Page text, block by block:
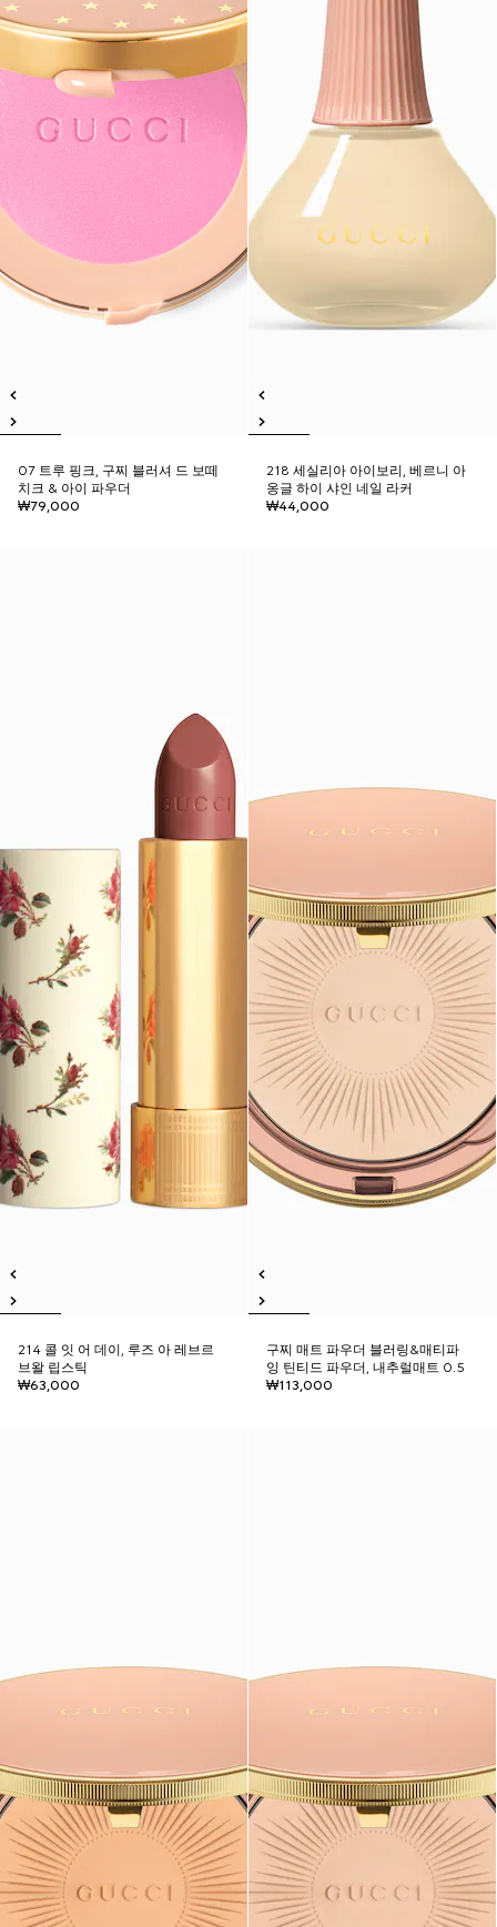
07 트루 핑크, 구찌 블러셔 드 보떼
치크 & 아이 파우더
₩79,000
218 세실리아 아이보리, 베르니 아
옹글 하이 샤인 네일 라커
₩44,000
214 콜 잇 어 데이, 루즈 아 레브르
브왈 립스틱
₩63,000
구찌 매트 파우더 블러링&매티파
잉 틴티드 파우더, 내추럴매트 0.5
₩113,000